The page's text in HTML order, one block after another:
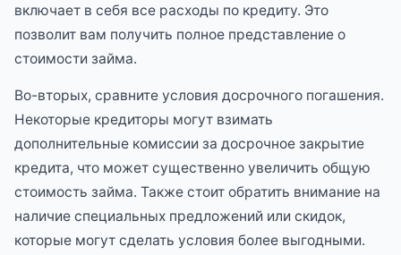
включает в себя все расходы по кредиту. Это
позволит вам получить полное представление о
стоимости займа.
Во-вторых, сравните условия досрочного погашения.
Некоторые кредиторы могут взимать
дополнительные комиссии за досрочное закрытие
кредита, что может существенно увеличить общую
стоимость займа. Также стоит обратить внимание на
наличие специальных предложений или скидок,
которые могут сделать условия более выгодными.